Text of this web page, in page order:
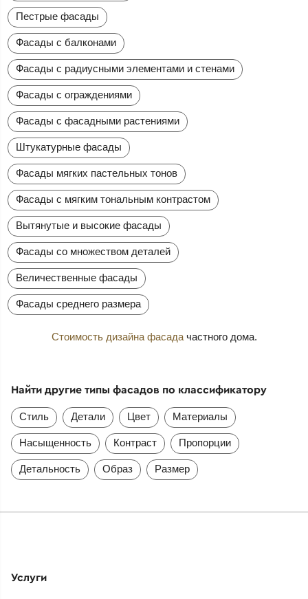
Пестрые фасады
Фасады с балконами
Фасады с радиусными элементами и стенами
Фасады с ограждениями
Фасады с фасадными растениями
Штукатурные фасады
Фасады мягких пастельных тонов
Фасады с мягким тональным контрастом
Вытянутые и высокие фасады
Фасады со множеством деталей
Величественные фасады
Фасады среднего размера
Стоимость дизайна фасадачастного дома.
Найти другие типы фасадов по классификатору
Стиль Детали Цвет Материалы
Насыщенность Контраст Пропорции
Детальность Образ Размер
Услуги